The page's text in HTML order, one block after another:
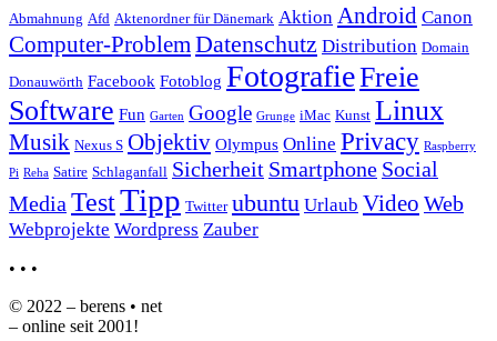
Abmahnung Afd Aktenordner für Dänemark Aktion Android Canon
Computer-ProblemDatenschutz Distribution Domain
Donauwörth Facebook Fotoblog FotografieFreie
Software Fun Garten Google Grunge iMac Kunst Linux
Musik Nexus S Objektiv Olympus Online Privacy Raspberry
Pi Reha Satire Schlaganfall Sicherheit Smartphone Social
MediaTestTipp Twitter ubuntu Urlaub Video Web
Webprojekte Wordpress Zauber
• • •
© 2022 – berens • net
– online seit 2001!